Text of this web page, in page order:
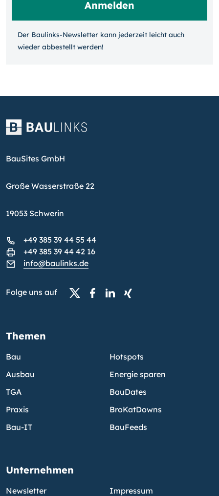
Der Baulinks-Newsletter kann jeder­zeit leicht auch
wieder ab­bestellt werden!
BauSites GmbH
Große Wasserstraße 22
19053 Schwerin
+49 385 39 44 55 44
+49 385 39 44 42 16
info@baulinks.de
Folge uns auf
Themen
Bau
Ausbau
TGA
Praxis
Bau-IT
Hotspots
Energie sparen
BauDates
BroKatDowns
BauFeeds
Unternehmen
Newsletter
Impressum